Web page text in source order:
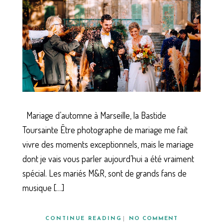
Mariage d’automne à Marseille, la Bastide
Toursainte Être photographe de mariage me fait
vivre des moments exceptionnels, mais le mariage
dont je vais vous parler aujourd’hui a été vraiment
spécial. Les mariés M&R, sont de grands fans de
musique […]
CONTINUE READING NO COMMENT